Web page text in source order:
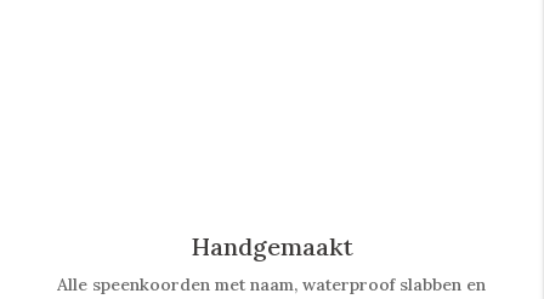
Handgemaakt
Alle speenkoorden met naam, waterproof slabben en